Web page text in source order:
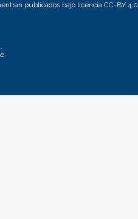
publicados bajo licencia CC-BY 4.0